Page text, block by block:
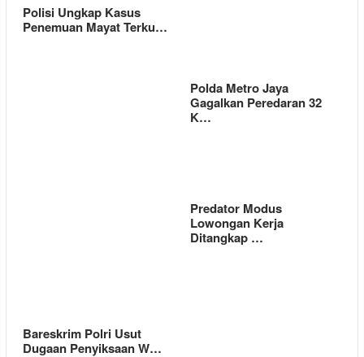
Polisi Ungkap Kasus
Penemuan Mayat Terku…
Polda Metro Jaya
Gagalkan Peredaran 32
K…
Bareskrim Polri Usut
Dugaan Penyiksaan W…
Predator Modus
Lowongan Kerja
Ditangkap …